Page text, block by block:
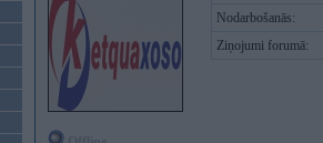
Nodarbošanās:
Ziņojumi forumā: